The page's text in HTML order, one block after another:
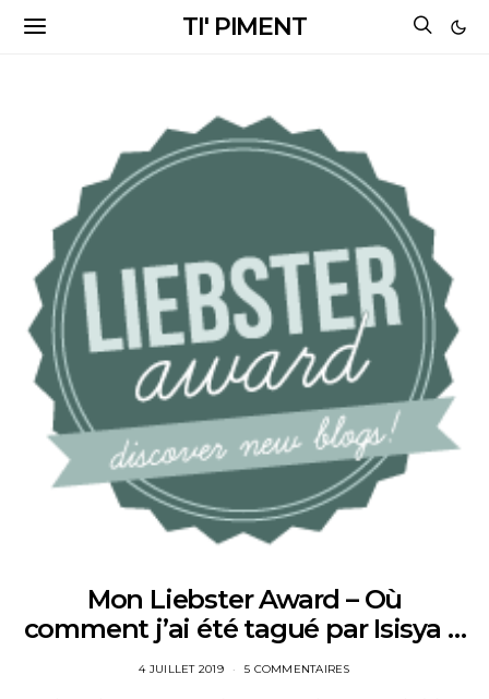
TI' PIMENT
Mon Liebster Award – Où
comment j’ai été tagué par Isisya …
4 JUILLET 2019 5 COMMENTAIRES